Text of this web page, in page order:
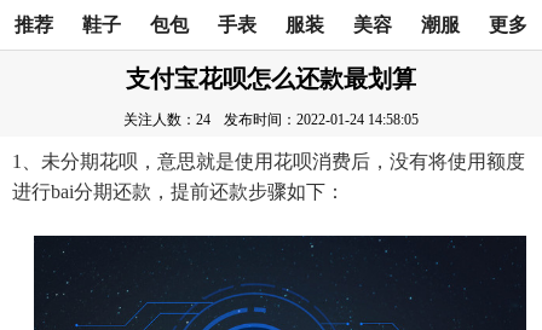
推荐 鞋子 包包 手表 服装 美容 潮服 更多
支付宝花呗怎么还款最划算
关注人数：24 发布时间：2022-01-24 14:58:05
1、未分期花呗，意思就是使用花呗消费后，没有将使用额度
进行bai分期还款，提前还款步骤如下：